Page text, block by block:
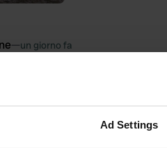
Ad Settings
—un giorno fa